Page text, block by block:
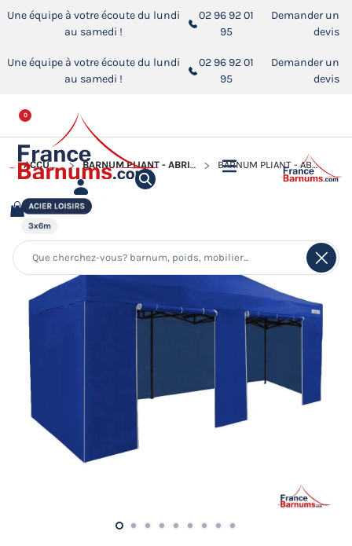
Une équipe à votre écoute du lundi
au samedi !
02 96 92 01
95
Demander un
devis
Une équipe à votre écoute du lundi
au samedi !
02 96 92 01
95
Demander un
devis
0
ACCUEIL BARNUM PLIANT - ABRI PLIABLE ACIER LOISIRS BARNUM PLIANT - ABRI PLIABLE ACIER LOISIRS 3MX6M BLEU AVEC PACK CÔTÉS